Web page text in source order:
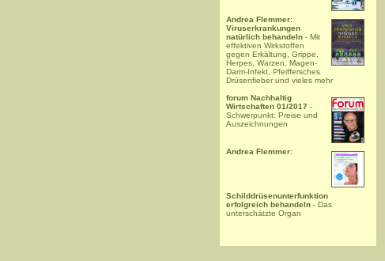
Andrea Flemmer:
Viruserkrankungen
natürlich behandeln - Mit
effektiven Wirkstoffen
gegen Erkältung, Grippe,
Herpes, Warzen, Magen-
Darm-Infekt, Pfeiffersches
Drüsenfieber und vieles mehr
forum Nachhaltig
Wirtschaften 01/2017 -
Schwerpunkt: Preise und
Auszeichnungen
Andrea Flemmer:
Schilddrüsenunterfunktion
erfolgreich behandeln - Das
unterschätzte Organ